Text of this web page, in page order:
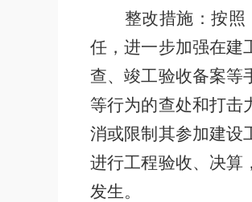
整改措施：按照
任，进一步加强在建
查、竣工验收备案等
等行为的查处和打击
消或限制其参加建设
进行工程验收、决算
发生。